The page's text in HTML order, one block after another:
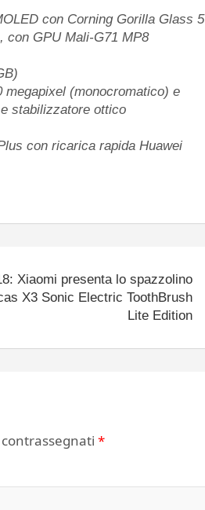
con Corning Gorilla Glass 5
con GPU Mali-G71 MP8
(monocromatico) e
stabilizzatore ottico
con ricarica rapida Huawei
Xiaomi presenta lo spazzolino
X3 Sonic Electric ToothBrush
Lite Edition
*